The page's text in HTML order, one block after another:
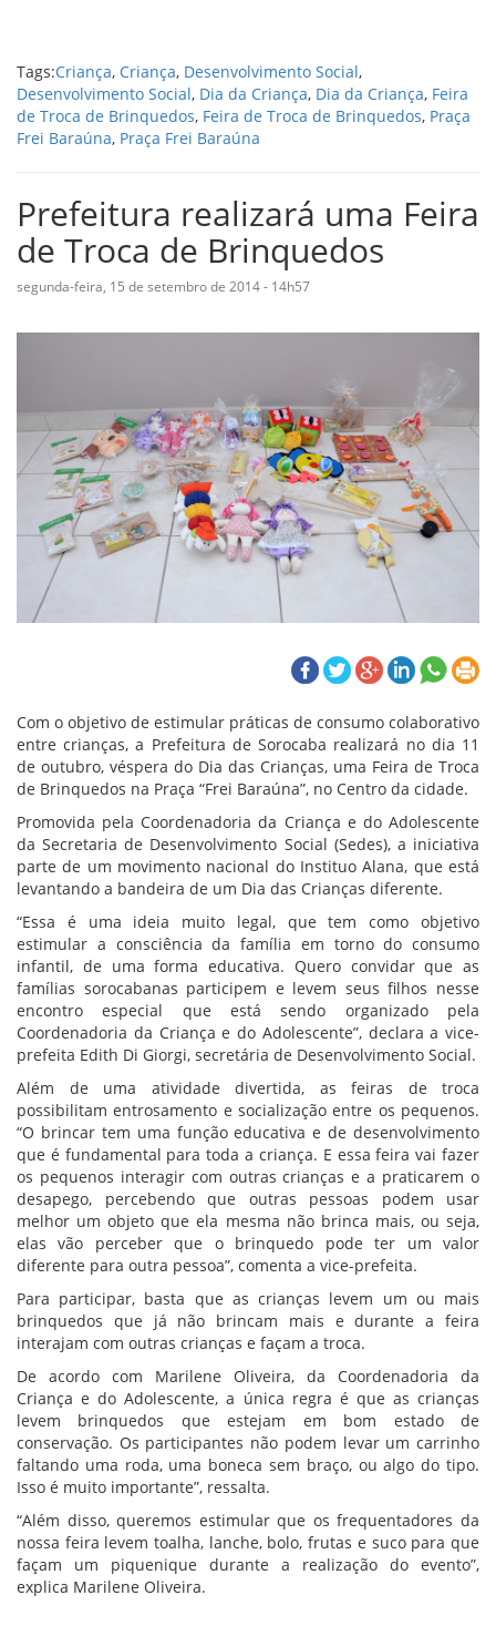
Tags:Criança, Criança, Desenvolvimento Social,
Desenvolvimento Social, Dia da Criança, Dia da Criança, Feira
de Troca de Brinquedos, Feira de Troca de Brinquedos, Praça
Frei Baraúna, Praça Frei Baraúna
Prefeitura realizará uma Feira
de Troca de Brinquedos
segunda-feira, 15 de setembro de 2014 - 14h57
Com o objetivo de estimular práticas de consumo colaborativo
entre crianças, a Prefeitura de Sorocaba realizará no dia 11
de outubro, véspera do Dia das Crianças, uma Feira de Troca
de Brinquedos na Praça “Frei Baraúna”, no Centro da cidade.
Promovida pela Coordenadoria da Criança e do Adolescente
da Secretaria de Desenvolvimento Social (Sedes), a iniciativa
parte de um movimento nacional do Instituo Alana, que está
levantando a bandeira de um Dia das Crianças diferente.
“Essa é uma ideia muito legal, que tem como objetivo
estimular a consciência da família em torno do consumo
infantil, de uma forma educativa. Quero convidar que as
famílias sorocabanas participem e levem seus filhos nesse
encontro especial que está sendo organizado pela
Coordenadoria da Criança e do Adolescente”, declara a vice-
prefeita Edith Di Giorgi, secretária de Desenvolvimento Social.
Além de uma atividade divertida, as feiras de troca
possibilitam entrosamento e socialização entre os pequenos.
“O brincar tem uma função educativa e de desenvolvimento
que é fundamental para toda a criança. E essa feira vai fazer
os pequenos interagir com outras crianças e a praticarem o
desapego, percebendo que outras pessoas podem usar
melhor um objeto que ela mesma não brinca mais, ou seja,
elas vão perceber que o brinquedo pode ter um valor
diferente para outra pessoa”, comenta a vice-prefeita.
Para participar, basta que as crianças levem um ou mais
brinquedos que já não brincam mais e durante a feira
interajam com outras crianças e façam a troca.
De acordo com Marilene Oliveira, da Coordenadoria da
Criança e do Adolescente, a única regra é que as crianças
levem brinquedos que estejam em bom estado de
conservação. Os participantes não podem levar um carrinho
faltando uma roda, uma boneca sem braço, ou algo do tipo.
Isso é muito importante”, ressalta.
“Além disso, queremos estimular que os frequentadores da
nossa feira levem toalha, lanche, bolo, frutas e suco para que
façam um piquenique durante a realização do evento”,
explica Marilene Oliveira.